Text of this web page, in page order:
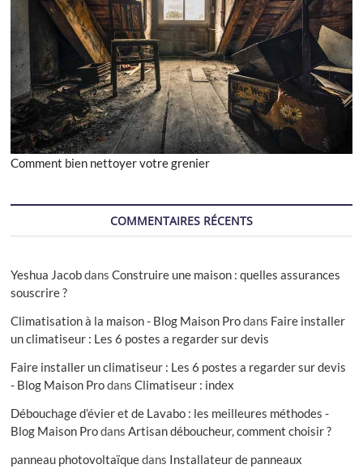
Comment bien nettoyer votre grenier
COMMENTAIRES RÉCENTS
Yeshua JacobdansConstruire une maison : quelles assurances
souscrire ?
Climatisation à la maison - Blog Maison Prodans Faire installer
un climatiseur : Les 6 postes a regarder sur devis
Faire installer un climatiseur : Les 6 postes a regarder sur devis
- Blog Maison ProdansClimatiseur : index
Débouchage d’évier et de Lavabo : les meilleures méthodes -
Blog Maison ProdansArtisan déboucheur, comment choisir ?
panneau photovoltaïquedans Installateur de panneaux